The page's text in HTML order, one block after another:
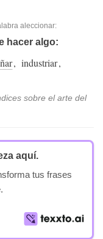
aleccionar:
hacer algo:
, industriar,
sobre el arte del
aquí.
tus frases